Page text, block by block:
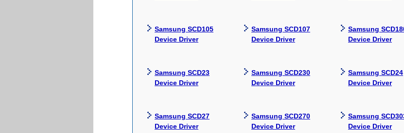
Samsung SCD105
Device Driver
Samsung SCD107
Device Driver
Samsung
Device Driver
Samsung SCD23
Device Driver
Samsung SCD230
Device Driver
Samsung SCD24
Device Driver
Samsung SCD27
Device Driver
Samsung SCD270
Device Driver
Samsung
Device Driver